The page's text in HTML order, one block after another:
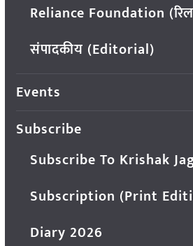
Reliance Foundation
संपादकीय (Editorial)
Events
Subscribe
Subscribe To Krishak
Subscription (Print
Diary 2026